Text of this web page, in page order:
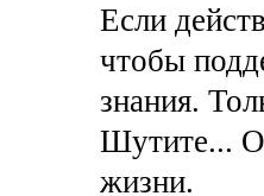
Если
чтобы
знания.
Шутите...
жизни.